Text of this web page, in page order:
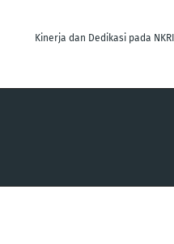
Kinerja dan Dedikasi pada